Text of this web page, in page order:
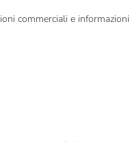
commerciali e